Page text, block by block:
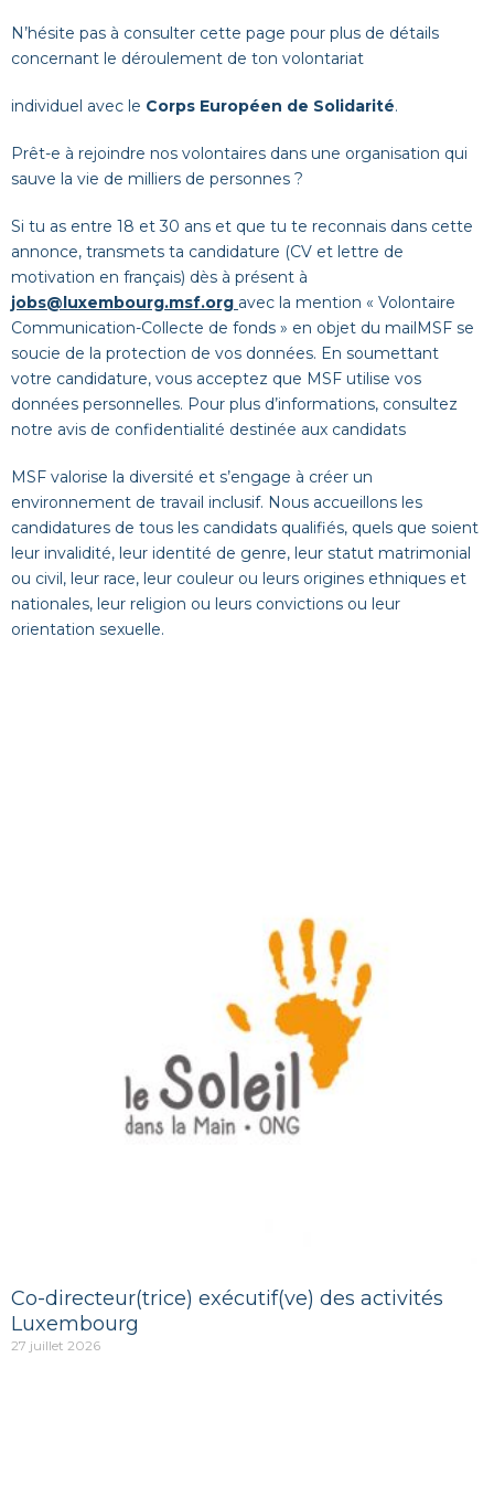
N’hésite pas à consulter cette page pour plus de détails
concernant le déroulement de ton volontariat
individuel avec le Corps Européen de Solidarité.
Prêt-e à rejoindre nos volontaires dans une organisation qui
sauve la vie de milliers de personnes ?
Si tu as entre 18 et 30 ans et que tu te reconnais dans cette
annonce, transmets ta candidature (CV et lettre de
motivation en français) dès à présent à
jobs@luxembourg.msf.org avec la mention « Volontaire
Communication-Collecte de fonds » en objet du mailMSF se
soucie de la protection de vos données. En soumettant
votre candidature, vous acceptez que MSF utilise vos
données personnelles. Pour plus d’informations, consultez
notre avis de confidentialité destinée aux candidats
MSF valorise la diversité et s’engage à créer un
environnement de travail inclusif. Nous accueillons les
candidatures de tous les candidats qualifiés, quels que soient
leur invalidité, leur identité de genre, leur statut matrimonial
ou civil, leur race, leur couleur ou leurs origines ethniques et
nationales, leur religion ou leurs convictions ou leur
orientation sexuelle.
Co-directeur(trice) exécutif(ve) des activités
Luxembourg
27 juillet 2026